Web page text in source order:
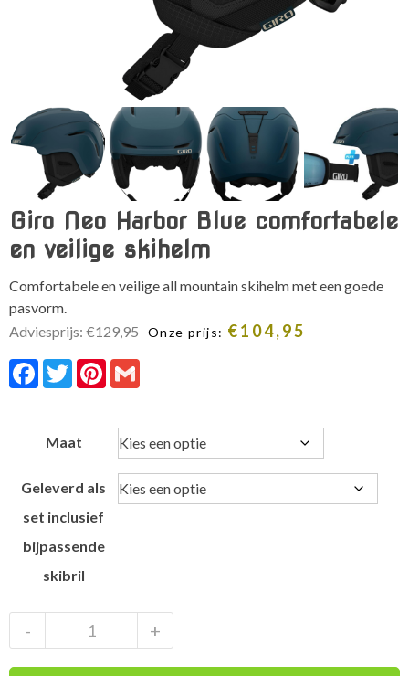
Giro Neo Harbor Blue comfortabele
en veilige skihelm
Comfortabele en veilige all mountain skihelm met een goede
pasvorm.
Adviesprijs:€129,95 Onze prijs: €104,95
Facebook
TwitterPinterest
Maat
Geleverd als
set inclusief
bijpassende
skibril
Neo
Harbor
+
-